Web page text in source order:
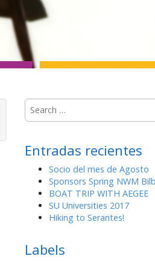
S
c
Entradas recientes
Socio del mes de Agosto
Sponsors Spring NWM
BOAT TRIP WITH AEGEE
SU Universities 2017
Hiking to Serantes!
Labels